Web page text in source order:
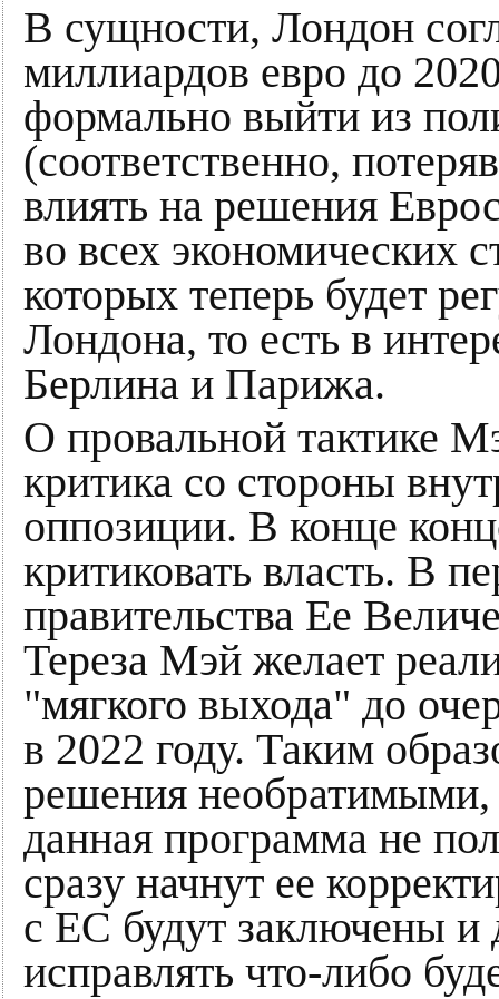
В сущности, Лондон
миллиардов евро до
формально выйти из
(соответственно,
влиять на решения
во всех экономических
которых теперь будет
Лондона, то есть в
Берлина и Парижа.
О провальной тактике
критика со стороны
оппозиции. В конце
критиковать власть. В
правительства Ее
Тереза Мэй желает
"мягкого выхода" до
в 2022 году. Таким
решения
данная программа не
сразу начнут ее
с ЕС будут заключены
исправлять что-либо